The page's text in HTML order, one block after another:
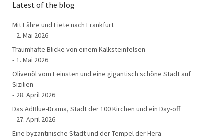
Latest of the blog
Mit Fähre und Fiete nach Frankfurt
2. Mai 2026
Traumhafte Blicke von einem Kalksteinfelsen
1. Mai 2026
Ölivenöl vom Feinsten und eine gigantisch schöne Stadt auf
Sizilien
28. April 2026
Das AdBlue-Drama, Stadt der 100 Kirchen und ein Day-off
27. April 2026
Eine byzantinische Stadt und der Tempel der Hera